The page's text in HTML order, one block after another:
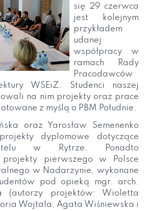
się 29 czerwca
jest kolejnym
przykładem
udanej
współpracy w
ramach Rady
Pracodawców
WSEiZ. Studenci naszej
na nim projekty oraz prace
z myślą o PBM Południe.
oraz Yarosław Semenenko
dyplomowe dotyczące
w Rytrze. Ponadto
projekty pierwszego w Polsce
w Nadarzynie, wykonane
pod opieką mgr. arch.
(autorzy projektów: Wioletta
Wojtala, Agata Wiśniewska i